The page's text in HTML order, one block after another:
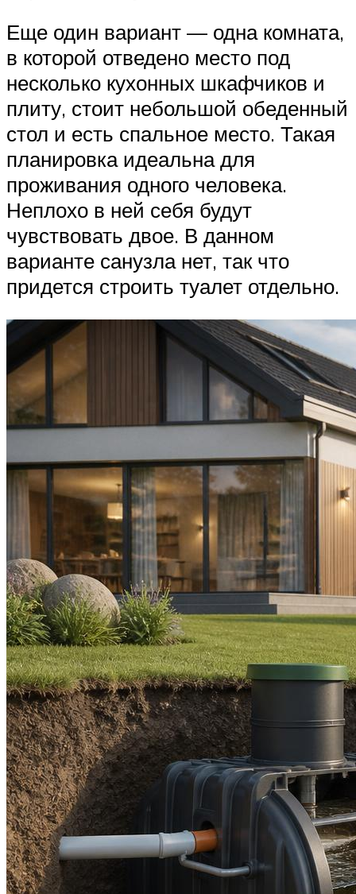
Еще один вариант — одна комната,
в которой отведено место под
несколько кухонных шкафчиков и
плиту, стоит небольшой обеденный
стол и есть спальное место. Такая
планировка идеальна для
проживания одного человека.
Неплохо в ней себя будут
чувствовать двое. В данном
варианте санузла нет, так что
придется строить туалет отдельно.